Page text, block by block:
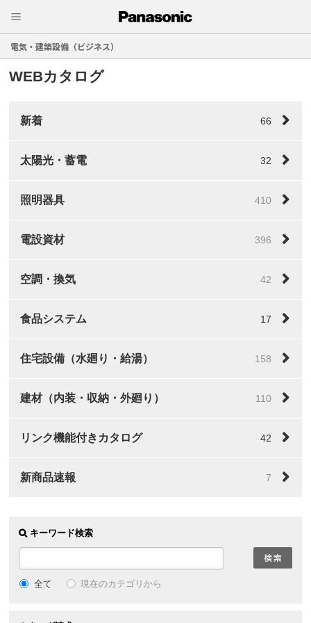
電気・建築設備（ビジネス）
WEBカタログ
新着 66
太陽光・蓄電 32
照明器具 410
電設資材 396
空調・換気 42
食品システム 17
住宅設備（水廻り・給湯） 158
建材（内装・収納・外廻り） 110
リンク機能付きカタログ 42
新商品速報 7
キーワード検索
全て 現在のカテゴリから